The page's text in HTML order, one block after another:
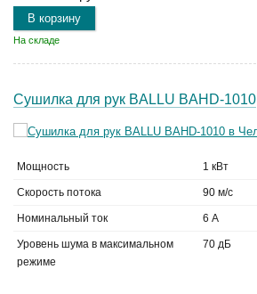
В корзину
На складе
Сушилка для рук BALLU BAHD-1010
Мощность 1 кВт
Скорость потока 90 м/с
Номинальный ток 6 А
Уровень шума в максимальном
режиме
70 дБ